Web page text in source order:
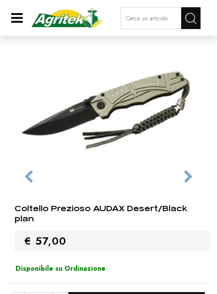
Open La modifica di un filtro
Coltello Prezioso AUDAX Desert/Black
plan
€ 57,00
Disponibile su Ordinazione